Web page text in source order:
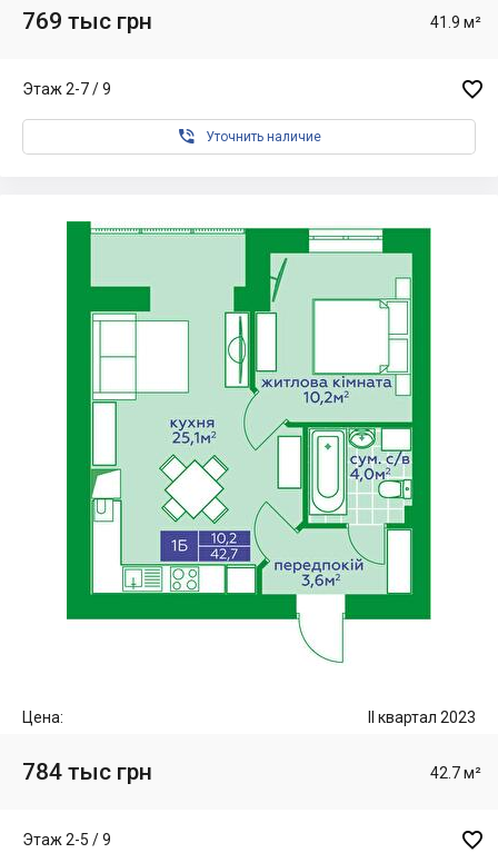
769 тыс грн 41.9 м²
Этаж 2-7 / 9 
 Уточнить наличие
Цена: II квартал 2023
784 тыс грн 42.7 м²
Этаж 2-5 / 9 